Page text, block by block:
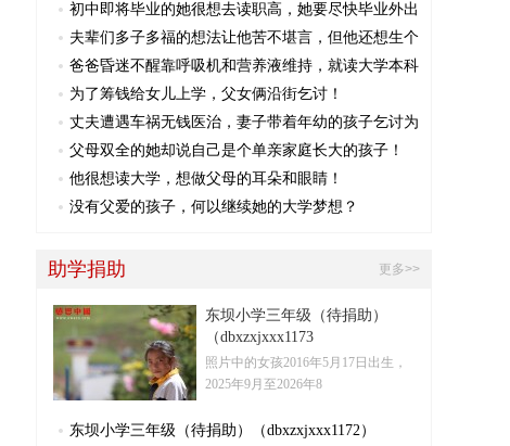
初中即将毕业的她很想去读职高，她要尽快毕业外出
夫辈们多子多福的想法让他苦不堪言，但他还想生个
爸爸昏迷不醒靠呼吸机和营养液维持，就读大学本科
为了筹钱给女儿上学，父女俩沿街乞讨！
丈夫遭遇车祸无钱医治，妻子带着年幼的孩子乞讨为
父母双全的她却说自己是个单亲家庭长大的孩子！
他很想读大学，想做父母的耳朵和眼睛！
没有父爱的孩子，何以继续她的大学梦想？
更多>>
助学捐助
东坝小学三年级（待捐助）
（dbxzxjxxx1173
照片中的女孩2016年5月17日出生，
2025年9月至2026年8
东坝小学三年级（待捐助）（dbxzxjxxx1172）